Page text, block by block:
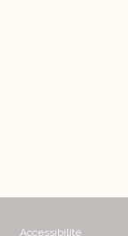
Accessibilité